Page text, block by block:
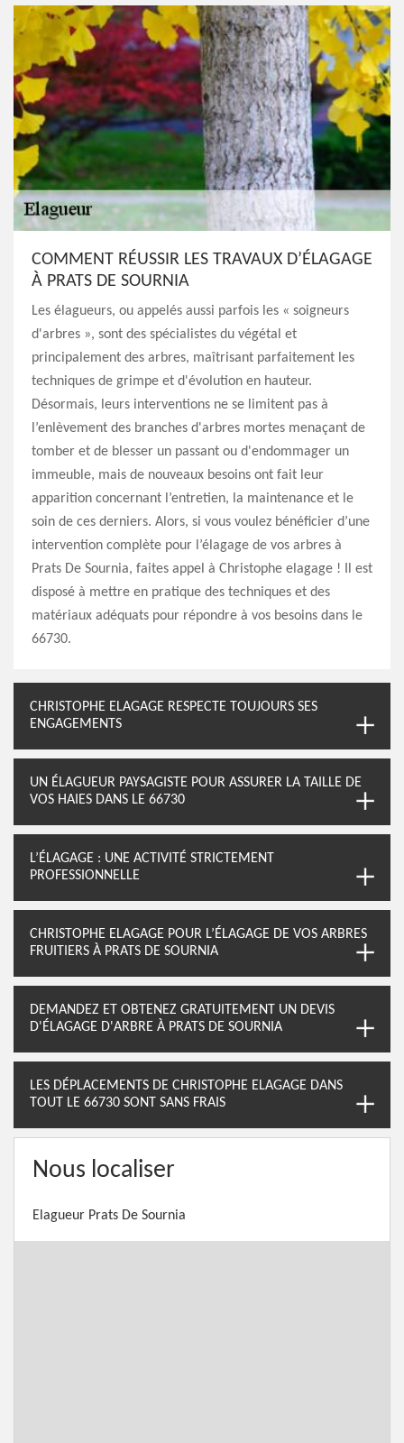
COMMENT RÉUSSIR LES TRAVAUX D’ÉLAGAGE
À PRATS DE SOURNIA
Les élagueurs, ou appelés aussi parfois les « soigneurs
d'arbres », sont des spécialistes du végétal et
principalement des arbres, maîtrisant parfaitement les
techniques de grimpe et d'évolution en hauteur.
Désormais, leurs interventions ne se limitent pas à
l’enlèvement des branches d'arbres mortes menaçant de
tomber et de blesser un passant ou d'endommager un
immeuble, mais de nouveaux besoins ont fait leur
apparition concernant l’entretien, la maintenance et le
soin de ces derniers. Alors, si vous voulez bénéficier d’une
intervention complète pour l’élagage de vos arbres à
Prats De Sournia, faites appel à Christophe elagage ! Il est
disposé à mettre en pratique des techniques et des
matériaux adéquats pour répondre à vos besoins dans le
66730.
CHRISTOPHE ELAGAGE RESPECTE TOUJOURS SES
ENGAGEMENTS
UN ÉLAGUEUR PAYSAGISTE POUR ASSURER LA TAILLE DE
VOS HAIES DANS LE 66730
L’ÉLAGAGE : UNE ACTIVITÉ STRICTEMENT
PROFESSIONNELLE
CHRISTOPHE ELAGAGE POUR L’ÉLAGAGE DE VOS ARBRES
FRUITIERS À PRATS DE SOURNIA
DEMANDEZ ET OBTENEZ GRATUITEMENT UN DEVIS
D'ÉLAGAGE D'ARBRE À PRATS DE SOURNIA
LES DÉPLACEMENTS DE CHRISTOPHE ELAGAGE DANS
TOUT LE 66730 SONT SANS FRAIS
Nous localiser
Elagueur Prats De Sournia